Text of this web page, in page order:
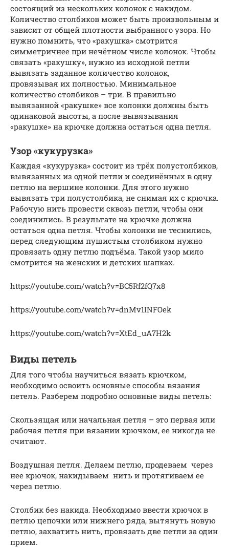
состоящий из нескольких колонок с накидом.
Количество столбиков может быть произвольным и
зависит от общей плотности выбранного узора. Но
нужно помнить, что «ракушка» смотрится
симметричнее при нечётном числе колонок. Чтобы
связать «ракушку», нужно из исходной петли
вывязать заданное количество колонок,
провязывая их полностью. Минимальное
количество столбиков – три. В правильно
вывязанной «ракушке» все колонки должны быть
одинаковой высоты, а после вывязывания
«ракушке» на крючке должна остаться одна петля.
Узор «кукурузка»
Каждая «кукурузка» состоит из трёх полустолбиков,
вывязанных из одной петли и соединённых в одну
петлю на вершине колонки. Для этого нужно
вывязать три полустолбика, не снимая их с крючка.
Рабочую нить провести сквозь петли, чтобы они
соединились. В результате на крючке должна
остаться одна петля. Чтобы колонки не теснились,
перед следующим пушистым столбиком нужно
провязать одну петлю подъёма. Такой узор мило
смотрится на женских и детских шапках.
https://youtube.com/watch?v=BC5Rf2fQ7x8
https://youtube.com/watch?v=dnMv1INFOek
https://youtube.com/watch?v=XtEd_uA7H2k
Виды петель
Для того чтобы научиться вязать крючком,
необходимо освоить основные способы вязания
петель. Разберем подробно основные виды петель:
Скользящая или начальная петля – это первая или
рабочая петля при вязании крючком, ее никогда не
считают.
Воздушная петля. Делаем петлю, продеваем через
нее крючок, накидываем нить и протягиваем ее
через петлю.
Столбик без накида. Необходимо ввести крючок в
петлю цепочки или нижнего ряда, вытянуть новую
петлю, захватить нить, провязать две петли за один
прием.